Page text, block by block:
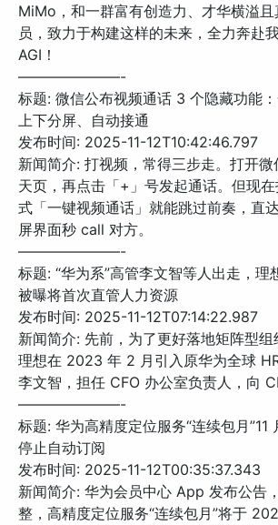
MiMo，和一群富有创造力、才华横溢
员，致力于构建这样的未来，全力奔赴
AGI！
———————-
标题: 微信公布视频通话 3 个隐藏功能：
上下分屏、自动接通
发布时间: 2025-11-12T10:42:46.797
新闻简介: 打视频，常得三步走。打开
天页，再点击「+」号发起通话。但现
式「一键视频通话」就能跳过前奏，直
屏界面秒 call 对方。
———————-
标题: “华为系”高管李文智等人出走，理
被曝将首次直管人力资源
发布时间: 2025-11-12T07:14:22.987
新闻简介: 先前，为了更好落地矩阵型组
理想在 2023 年 2 月引入原华为全球
李文智，担任 CFO 办公室负责人，向
———————-
标题: 华为高精度定位服务“连续包月”11
停止自动订阅
发布时间: 2025-11-12T00:35:37.343
新闻简介: 华为会员中心 App 发布公告
整，高精度定位服务“连续包月”将于